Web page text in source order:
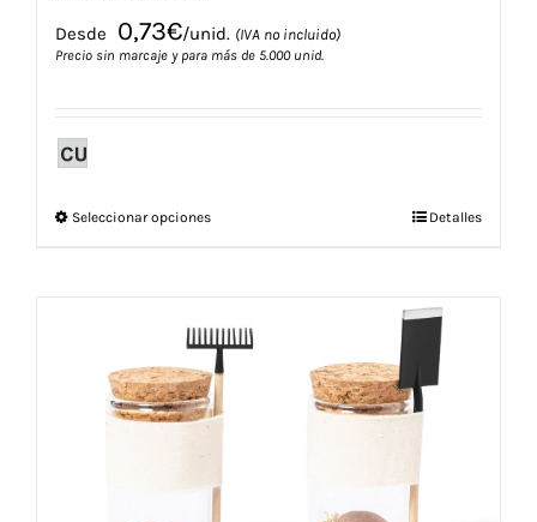
Desde 0,73€/unid. (IVA no incluido)
Precio sin marcaje y para más de 5.000 unid.
Seleccionar opcionesEste
variantes.
Las
opciones
se
en
Detalles